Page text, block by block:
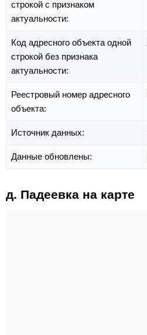
строкой с признаком
актуальности:
Код адресного объекта одной
строкой без признака
актуальности:
Реестровый номер адресного
объекта:
Источник данных:
Данные обновлены:
д. Падеевка на карте